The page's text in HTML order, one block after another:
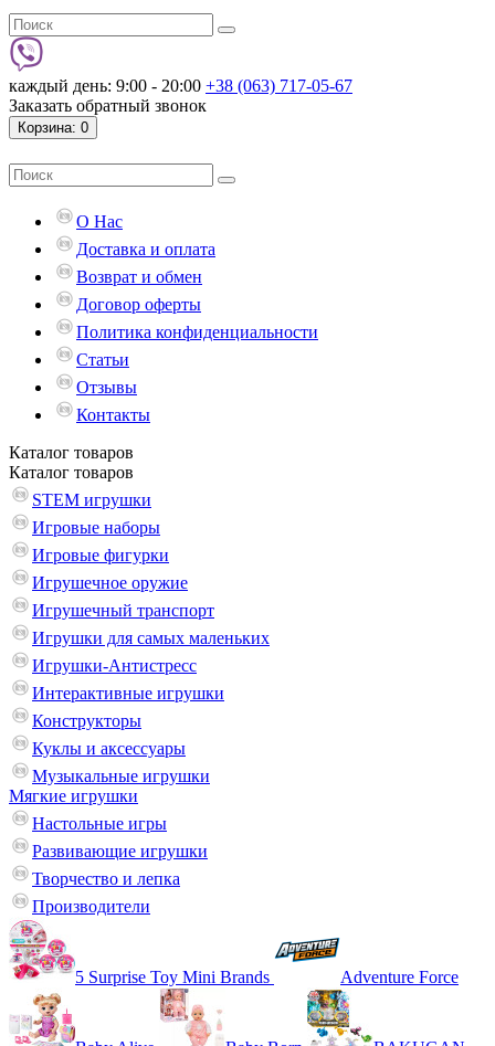
каждый день: 9:00 - 20:00 +38 (063) 717-05-67
Заказать обратный звонок
Корзина: 0
О Нас
Доставка и оплата
Возврат и обмен
Договор оферты
Политика конфиденциальности
Статьи
Отзывы
Контакты
Каталог товаров
Каталог товаров
STEM игрушки
Игровые наборы
Игровые фигурки
Игрушечное оружие
Игрушечный транспорт
Игрушки для самых маленьких
Игрушки-Антистресс
Интерактивные игрушки
Конструкторы
Куклы и аксессуары
Музыкальные игрушки
Мягкие игрушки
Настольные игры
Развивающие игрушки
Творчество и лепка
Производители
5 Surprise Toy Mini Brands Adventure Force